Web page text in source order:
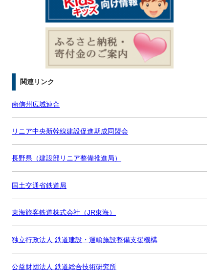
関連リンク
南信州広域連合
リニア中央新幹線建設促進期成同盟会
長野県（建設部リニア整備推進局）
国土交通省鉄道局
東海旅客鉄道株式会社（JR東海）
独立行政法人 鉄道建設・運輸施設整備支援機構
公益財団法人 鉄道総合技術研究所